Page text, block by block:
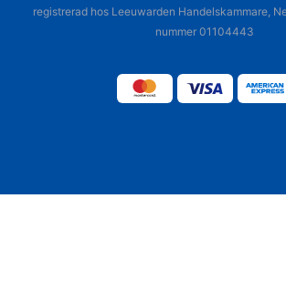
registrerad hos Leeuwarden Handelskammare,
nummer 01104443